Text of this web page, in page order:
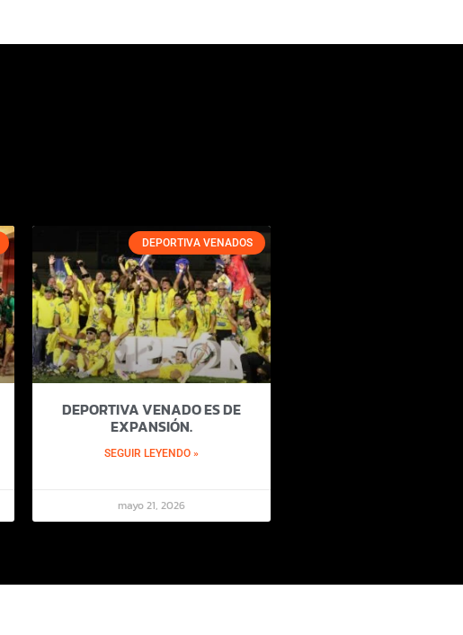
DEPORTIVA VENADOS
DEPORTIVA VENADO ES DE
EXPANSIÓN.
SEGUIR LEYENDO »
mayo 21, 2026